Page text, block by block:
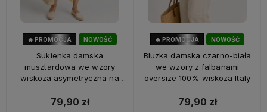
NOWOŚĆ
🔥 PROMOCJA
Sukienka damska
musztardowa we wzory
wiskoza asymetryczna na
79,90 zł
NOWOŚĆ
🔥 PROMOCJA
Bluzka damska czarno-biała
we wzory z falbanami
oversize 100% wiskoza Italy
79,90 zł